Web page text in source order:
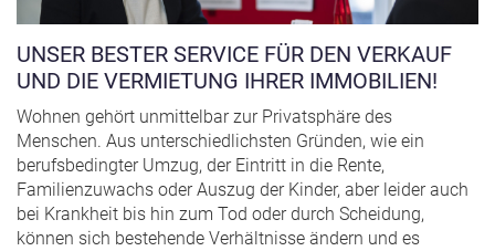
UNSER BESTER SERVICE FÜR DEN VERKAUF
UND DIE VERMIETUNG IHRER IMMOBILIEN!
Wohnen gehört unmittelbar zur Privatsphäre des
Menschen. Aus unterschiedlichsten Gründen, wie ein
berufsbedingter Umzug, der Eintritt in die Rente,
Familienzuwachs oder Auszug der Kinder, aber leider auch
bei Krankheit bis hin zum Tod oder durch Scheidung,
können sich bestehende Verhältnisse ändern und es